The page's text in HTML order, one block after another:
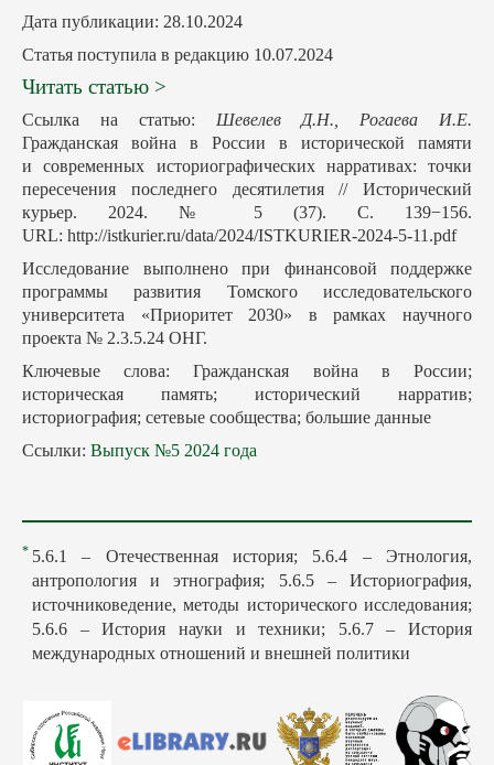
Дата публикации: 28.10.2024
Статья поступила в редакцию 10.07.2024
Читать статью >
Ссылка на статью: Шевелев Д.Н., Рогаева И.Е.
Гражданская война в России в исторической памяти
и современных историографических нарративах: точки
пересечения последнего десятилетия // Исторический
курьер. 2024. № 5 (37). С. 139−156.
URL: http://istkurier.ru/data/2024/ISTKURIER-2024-5-11.pdf
Исследование выполнено при финансовой поддержке
программы развития Томского исследовательского
университета «Приоритет 2030» в рамках научного
проекта № 2.3.5.24 ОНГ.
Ключевые слова: Гражданская война в России;
историческая память; исторический нарратив;
историография; сетевые сообщества; большие данные
Ссылки: Выпуск №5 2024 года
* 5.6.1 – Отечественная история; 5.6.4 – Этнология,
антропология и этнография; 5.6.5 – Историография,
источниковедение, методы исторического исследования;
5.6.6 – История науки и техники; 5.6.7 – История
международных отношений и внешней политики